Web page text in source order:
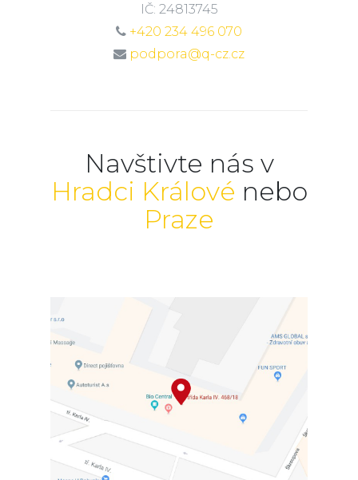
IČ: 24813745
+420 234 496 070
podpora@q-cz.cz
Navštivte nás v
Hradci Králové nebo
Praze